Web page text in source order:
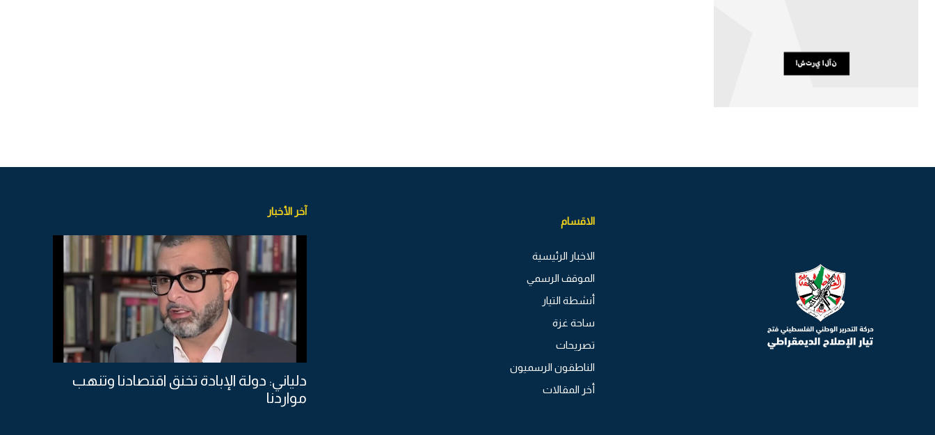
الاقسام
الاخبار الرئيسية
الموقف الرسمي
أنشطة التيار
ساحة غزة
تصريحات
الناطقون الرسميون
أخر المقالات
آخر الأخبار
دلياني: دولة الإبادة تخنق اقتصادنا وتنهب
مواردنا